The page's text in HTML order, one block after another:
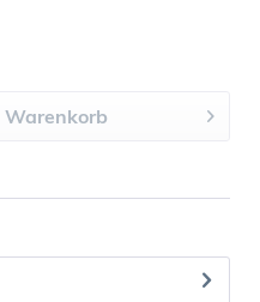
Warenkorb